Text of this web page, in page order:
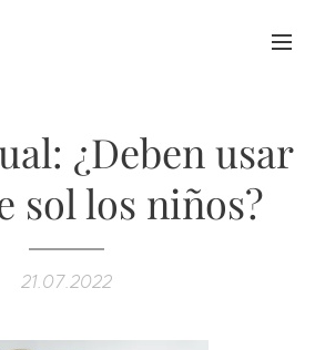
¿Deben usar
sol los niños?
21.07.2022